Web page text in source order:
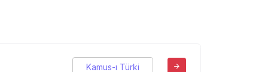
Kamus-ı Türki